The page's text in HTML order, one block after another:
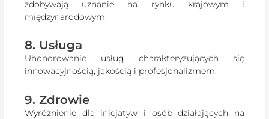
zdobywają uznanie na rynku krajowym i
międzynarodowym.
8. Usługa
Uhonorowanie usług charakteryzujących się
innowacyjnością, jakością i profesjonalizmem.
9. Zdrowie
Wyróżnienie dla inicjatyw i osób działających na